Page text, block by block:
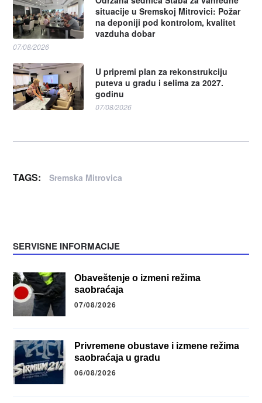
situacije u Sremskoj Mitrovici: Požar
na deponiji pod kontrolom, kvalitet
vazduha dobar
07/08/2026
U pripremi plan za rekonstrukciju
puteva u gradu i selima za 2027.
godinu
07/08/2026
TAGS: Sremska Mitrovica
SERVISNE INFORMACIJE
Obaveštenje o izmeni režima
saobraćaja
07/08/2026
Privremene obustave i izmene režima
saobraćaja u gradu
06/08/2026